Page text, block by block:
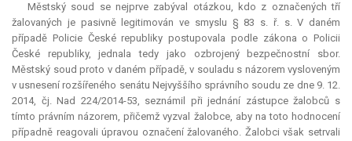
Městský soud se nejprve zabýval otázkou, kdo z označených tří
žalovaných je pasivně legitimován ve smyslu § 83 s. ř. s. V daném
případě Policie České republiky postupovala podle zákona o Policii
České republiky, jednala tedy jako ozbrojený bezpečnostní sbor.
Městský soud proto v daném případě, v souladu s názorem vysloveným
v usnesení rozšířeného senátu Nejvyššího správního soudu ze dne 9. 12.
2014, čj. Nad 224/2014-53, seznámil při jednání zástupce žalobců s
tímto právním názorem, přičemž vyzval žalobce, aby na toto hodnocení
případně reagovali úpravou označení žalovaného. Žalobci však setrvali